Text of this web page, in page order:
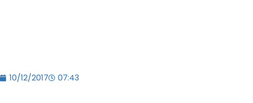
10/12/2017 07:43